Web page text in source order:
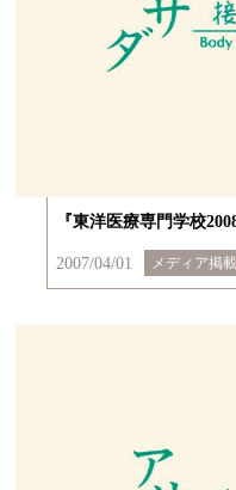
『東洋医療専門学校
2007/04/01 メディア掲載